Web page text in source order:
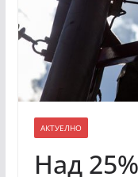
АКТУЕЛНО
Над